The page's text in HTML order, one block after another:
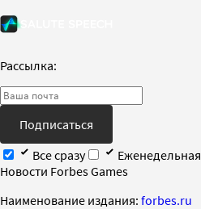
Рассылка:
Подписаться
Все сразу
Еженедельная
Новости Forbes Games
Наименование издания: forbes.ru